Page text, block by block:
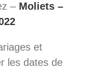
– Moliets –
et
les dates de